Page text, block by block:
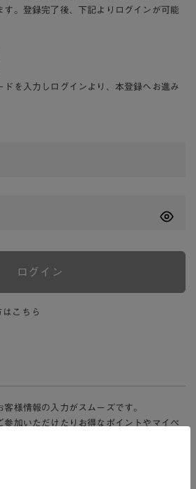
す。登録完了後、下記よりログインが可能
ドを入力しログインより、本登録へお進み
ログイン
こちら
様情報の入力がスムーズです。
参加いただけたりお得なポイントやマイペ